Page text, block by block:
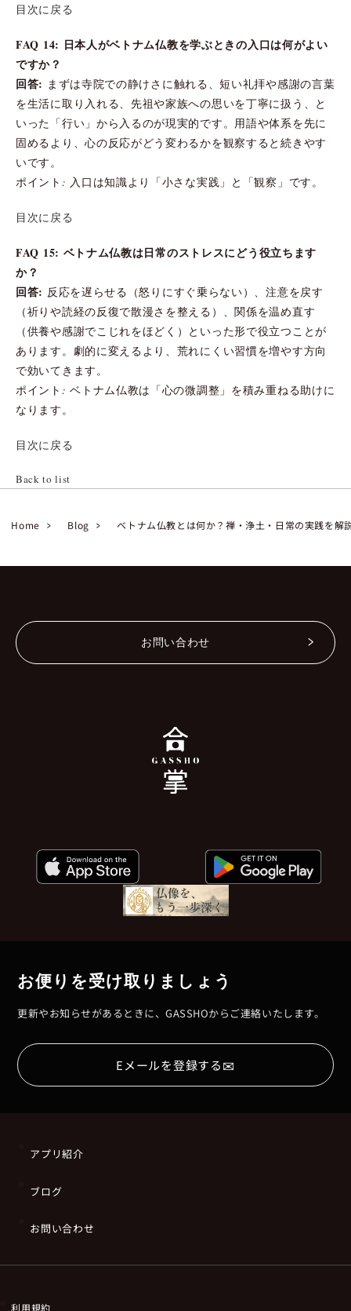
目次に戻る
FAQ 14: 日本人がベトナム仏教を学ぶときの入口は何がよい
ですか？
回答: まずは寺院での静けさに触れる、短い礼拝や感謝の言葉
を生活に取り入れる、先祖や家族への思いを丁寧に扱う、と
いった「行い」から入るのが現実的です。用語や体系を先に
固めるより、心の反応がどう変わるかを観察すると続きやす
いです。
ポイント: 入口は知識より「小さな実践」と「観察」です。
目次に戻る
FAQ 15: ベトナム仏教は日常のストレスにどう役立ちます
か？
回答: 反応を遅らせる（怒りにすぐ乗らない）、注意を戻す
（祈りや読経の反復で散漫さを整える）、関係を温め直す
（供養や感謝でこじれをほどく）といった形で役立つことが
あります。劇的に変えるより、荒れにくい習慣を増やす方向
で効いてきます。
ポイント: ベトナム仏教は「心の微調整」を積み重ねる助けに
なります。
目次に戻る
Back to list
Home Blog ベトナム仏教とは何か？禅・浄土・日常の実践を解
お問い合わせ
お便りを受け取りましょう
更新やお知らせがあるときに、GASSHOからご連絡いたします。
Eメールを登録する✉
アプリ紹介
ブログ
お問い合わせ
利用規約